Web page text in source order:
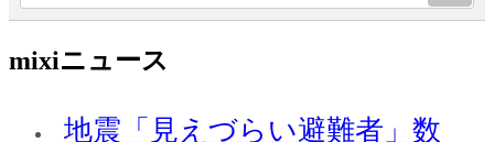
mixiニュース
地震「見えづらい避難者」数